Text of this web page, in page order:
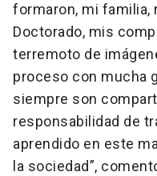
formaron, mi familia,
Doctorado, mis
terremoto de
proceso con mucha
siempre son
responsabilidad de
aprendido en este
la sociedad”,